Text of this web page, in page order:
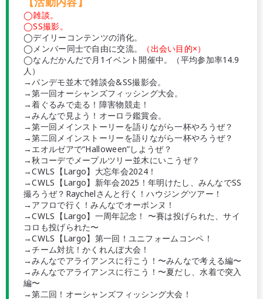
◯雑談。
◯SS撮影。
◯デイリーコンテンツの消化。
◯メンバー同士で自由に交流。
（出会い目的×）
◯なんだかんだで月1イベント開催中。（平均参加率14.9
人）
→パンデモ並木で雑談会&SS撮影会。
→第一回オーシャンズフィッシング大会。
→着ぐるみで走る！障害物競走！
→みんなで見よう！オーロラ鑑賞会。
→第一回メインストーリーを語りながら一杯やろうぜ？
→第二回メインストーリーを語りながら一杯やろうぜ？
→エオルゼアで“Halloween”しようぜ？
→秋コーデでメープルツリー並木にいこうぜ？
→CWLS【Largo】大忘年会2024！
→CWLS【Largo】新年会2025！年明けたし、みんなでSS
撮ろうぜ？Raychelさんと行く！ハウジングツアー！
→アフロで行く！みんなでオーボンヌ！
→CWLS【Largo】一周年記念！ 〜賽は投げられた、サイ
コロも投げられた〜
→CWLS【Largo】第一回！ユニフォームコンペ！
→チーム対抗！かくれんぼ大会！
→みんなでアライアンスに行こう！〜みんなで考える編〜
→みんなでアライアンスに行こう！〜夏だし、水着で突入
編〜
→第二回！オーシャンズフィッシング大会！